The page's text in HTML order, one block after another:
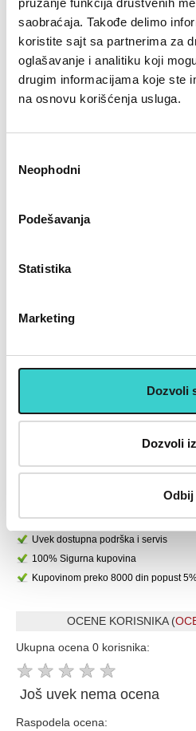
pružanje funkcija društvenih
saobraćaja. Takođe delimo
koristite sajt sa partnerima za
oglašavanje i analitiku koji
drugim informacijama koje ste
na osnovu korišćenja usluga.
сагласности
Neophodni
Podešavanja
Statistika
Marketing
Dozvoli
Dozvoli
Odbij
Neto težina: 270KG
Čelični tegovi: 70KG
Razlicite veličine ručke su
Dizajn leđnih jastuka
treninga
Podešavanje nivoa sedišta-9
Boja osnove: crna
92.500 rsd
Placanje do 12 rata bez kamate
Vise od 200.000 zadovoljnih kupaca
Ekspresna dostava u celoj Srbiji
Uvek dostupna podrška i servis
100% Sigurna kupovina
Kupovinom preko 8000 din popust
OCENE KORISNIKA (
Ukupna ocena 0 korisnika:
★ ★ ★ ★ ★
Još uvek nema ocena
Raspodela ocena: